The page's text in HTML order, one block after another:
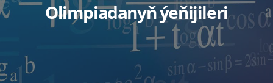
Olimpiadanyň ýeňijileri